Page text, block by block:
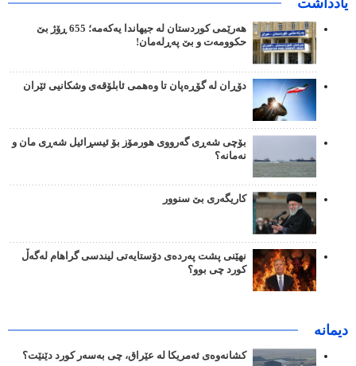
یادداشت
هەرێمی کوردستان لە جیهاندا یەکەمە؛ 655 ڕۆژ بێ
حکوومەت و بێ پەڕلەمان!
دۆڕان لە گۆڕەپان تا وەهمی ئابلۆقەی وشکانیی ئێران
بۆچی شەڕی گەرووی هورمۆز بۆ ئیسڕائیل شەڕی مان و
نەمانە؟
کاریگەری بێ سنوور
نهێنی پشت پەردەی دۆستایەتی لیندسی گراهام لەگەڵ
کورد چی بوو؟
دیمانە
کشانەوەی ئەمریکا لە عێراق، چی بەسەر کورد دێنێت؟